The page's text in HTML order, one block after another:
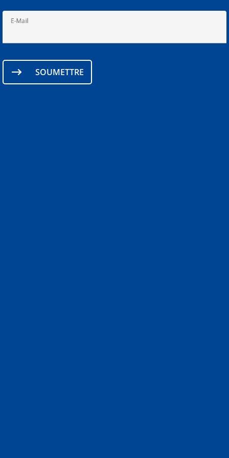
E-Mail
SOUMETTRE